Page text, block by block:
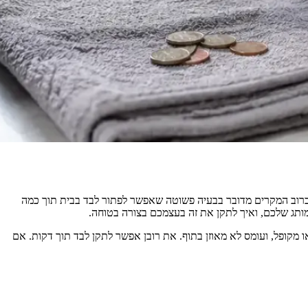
המקרים מדובר בבעיה פשוטה שאפשר לפתור לבד בבית תוך כמה
מקופל, ועומס לא מאוזן בתוף. את רובן אפשר לתקן לבד תוך דקות. אם